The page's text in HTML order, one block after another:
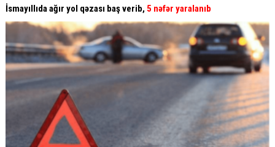
İsmayıllıda ağır yol qəzası baş verib, 5 nəfər yaralanıb